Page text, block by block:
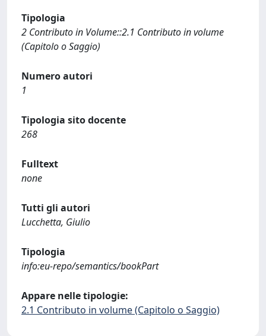
Tipologia
2 Contributo in Volume::2.1 Contributo in volume
(Capitolo o Saggio)
Numero autori
1
Tipologia sito docente
268
Fulltext
none
Tutti gli autori
Lucchetta, Giulio
Tipologia
info:eu-repo/semantics/bookPart
Appare nelle tipologie:
2.1 Contributo in volume (Capitolo o Saggio)